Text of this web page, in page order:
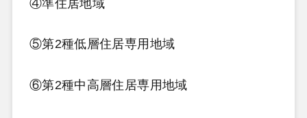
④準住居地域
⑤第2種低層住居専用地域
⑥第2種中高層住居専用地域